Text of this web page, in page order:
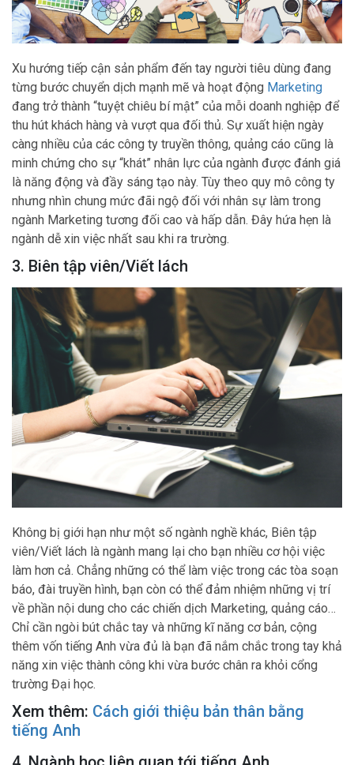
Xu hướng tiếp cận sản phẩm đến tay người tiêu dùng đang
từng bước chuyển dịch mạnh mẽ và hoạt động Marketing
đang trở thành “tuyệt chiêu bí mật” của mỗi doanh nghiệp để
thu hút khách hàng và vượt qua đối thủ. Sự xuất hiện ngày
càng nhiều của các công ty truyền thông, quảng cáo cũng là
minh chứng cho sự “khát” nhân lực của ngành được đánh giá
là năng động và đầy sáng tạo này. Tùy theo quy mô công ty
nhưng nhìn chung mức đãi ngộ đối với nhân sự làm trong
ngành Marketing tương đối cao và hấp dẫn. Đây hứa hẹn là
ngành dễ xin việc nhất sau khi ra trường.
3. Biên tập viên/Viết lách
Không bị giới hạn như một số ngành nghề khác, Biên tập
viên/Viết lách là ngành mang lại cho bạn nhiều cơ hội việc
làm hơn cả. Chẳng những có thể làm việc trong các tòa soạn
báo, đài truyền hình, bạn còn có thể đảm nhiệm những vị trí
về phần nội dung cho các chiến dịch Marketing, quảng cáo…
Chỉ cần ngòi bút chắc tay và những kĩ năng cơ bản, cộng
thêm vốn tiếng Anh vừa đủ là bạn đã nắm chắc trong tay khả
năng xin việc thành công khi vừa bước chân ra khỏi cổng
trường Đại học.
Xem thêm: Cách giới thiệu bản thân bằng
tiếng Anh